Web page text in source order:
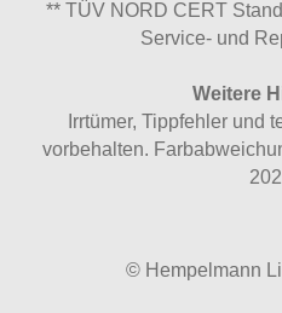
** TÜV NORD CERT
Service- und
Weitere
Irrtümer, Tippfehler und
vorbehalten.
© Hempelmann